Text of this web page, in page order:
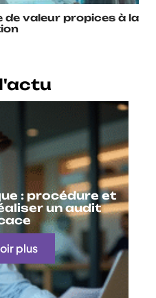
de valeur propices à la
: procédure et
un audit
plus